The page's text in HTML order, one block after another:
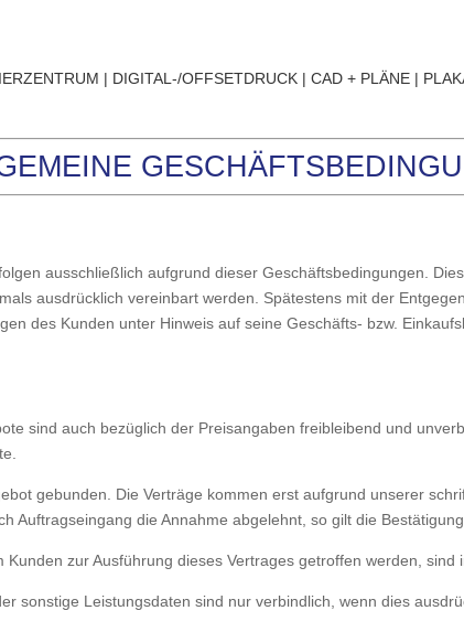
| DIGITAL-/OFFSETDRUCK| CAD + PLÄNE|
ausschließlich aufgrund dieser Geschäftsbedingungen.
ausdrücklich vereinbart werden. Späte­stens mit der
des Kunden unter Hinweis auf seine Geschäfts- bzw.
sind auch bezüglich der Preisangaben freibleibend und
gebunden. Die Verträge kommen erst aufgrund unserer
Auftragseingang die Annahme abgelehnt, so gilt die
zur Ausführung dieses Vertrages getroffen werden,
sonstige Leistungsdaten sind nur verbindlich, wenn dies